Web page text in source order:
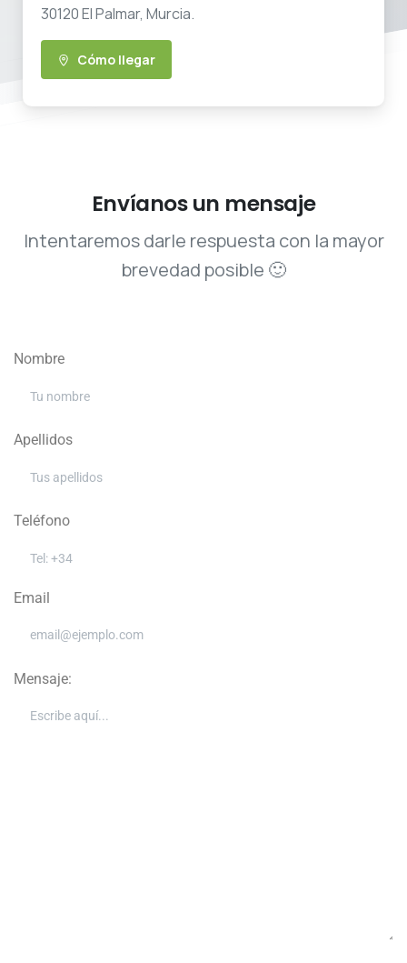
30120 El Palmar, Murcia.
Cómo llegar
Envíanos un mensaje
Intentaremos darle respuesta con la mayor
brevedad posible 🙂
Nombre
Apellidos
Teléfono
Email
Mensaje: